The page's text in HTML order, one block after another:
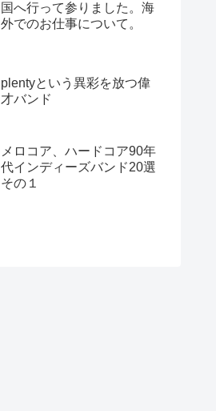
国へ行って参りました。海
外でのお仕事について。
plentyという異彩を放つ偉
才バンド
メロコア、ハードコア90年
代インディーズバンド20選
その１